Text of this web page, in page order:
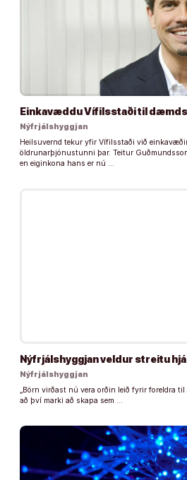
Einkavæddu Vífilsstaði til
Nýfrjálshyggjan
Heilsuvernd tekur yfir Vífilsstaði við
öldrunarþjónustunni þar. Teitur
en eiginkona hans er nú …
Nýfrjálshyggjan veldur streitu
Nýfrjálshyggjan
„Börn virðast nú vera orðin leið fyrir foreldra
að því marki að skapa sem …